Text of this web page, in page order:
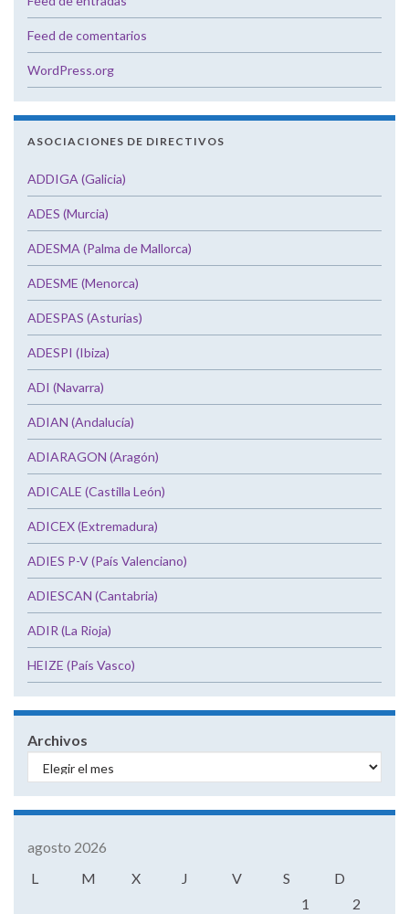
Feed de comentarios
WordPress.org
ASOCIACIONES DE DIRECTIVOS
ADDIGA (Galicia)
ADES (Murcia)
ADESMA (Palma de Mallorca)
ADESME (Menorca)
ADESPAS (Asturias)
ADESPI (Ibiza)
ADI (Navarra)
ADIAN (Andalucía)
ADIARAGON (Aragón)
ADICALE (Castilla León)
ADICEX (Extremadura)
ADIES P-V (País Valenciano)
ADIESCAN (Cantabria)
ADIR (La Rioja)
HEIZE (País Vasco)
Archivos
agosto 2026
L
M X J V S
D
1
2